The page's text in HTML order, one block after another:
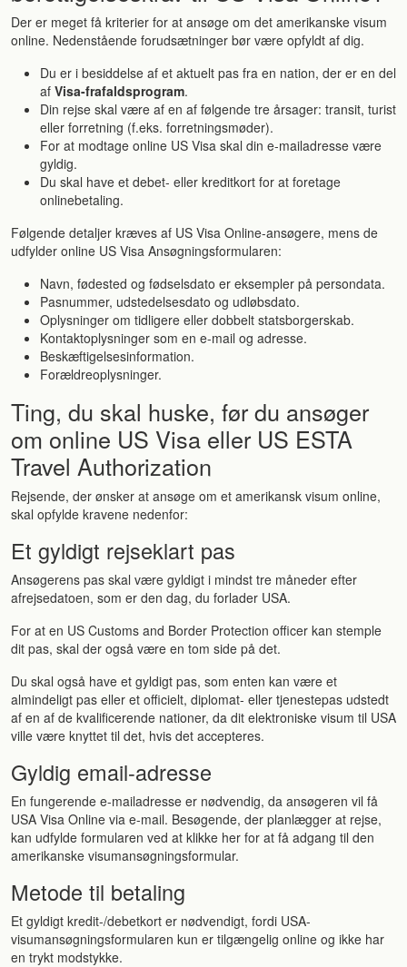
Der er meget få kriterier for at ansøge om det amerikanske visum
online. Nedenstående forudsætninger bør være opfyldt af dig.
Du er i besiddelse af et aktuelt pas fra en nation, der er en del
af Visa-frafaldsprogram.
Din rejse skal være af en af ​​følgende tre årsager: transit, turist
eller forretning (f.eks. forretningsmøder).
For at modtage online US Visa skal din e-mailadresse være
gyldig.
Du skal have et debet- eller kreditkort for at foretage
onlinebetaling.
Følgende detaljer kræves af US Visa Online-ansøgere, mens de
udfylder online US Visa Ansøgningsformularen:
Navn, fødested og fødselsdato er eksempler på persondata.
Pasnummer, udstedelsesdato og udløbsdato.
Oplysninger om tidligere eller dobbelt statsborgerskab.
Kontaktoplysninger som en e-mail og adresse.
Beskæftigelsesinformation.
Forældreoplysninger.
Ting, du skal huske, før du ansøger
om online US Visa eller US ESTA
Travel Authorization
Rejsende, der ønsker at ansøge om et amerikansk visum online,
skal opfylde kravene nedenfor:
Et gyldigt rejseklart pas
Ansøgerens pas skal være gyldigt i mindst tre måneder efter
afrejsedatoen, som er den dag, du forlader USA.
For at en US Customs and Border Protection officer kan stemple
dit pas, skal der også være en tom side på det.
Du skal også have et gyldigt pas, som enten kan være et
almindeligt pas eller et officielt, diplomat- eller tjenestepas udstedt
af en af ​​de kvalificerende nationer, da dit elektroniske visum til USA
ville være knyttet til det, hvis det accepteres.
Gyldig email-adresse
En fungerende e-mailadresse er nødvendig, da ansøgeren vil få
USA Visa Online via e-mail. Besøgende, der planlægger at rejse,
kan udfylde formularen ved at klikke her for at få adgang til den
amerikanske visumansøgningsformular.
Metode til betaling
Et gyldigt kredit-/debetkort er nødvendigt, fordi USA-
visumansøgningsformularen kun er tilgængelig online og ikke har
en trykt modstykke.